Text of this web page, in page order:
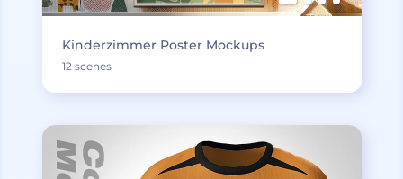
Kinderzimmer Poster Mockups
12 scenes